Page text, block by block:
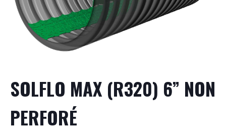
SOLFLO MAX (R320) 6” NON
PERFORÉ